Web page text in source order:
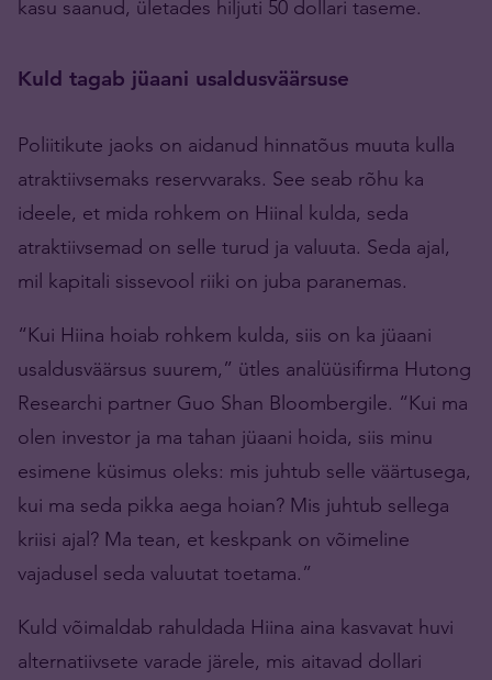
kasu saanud, ületades hiljuti 50 dollari taseme.
Kuld tagab jüaani usaldusväärsuse
Poliitikute jaoks on aidanud hinnatõus muuta kulla
atraktiivsemaks reservvaraks. See seab rõhu ka
ideele, et mida rohkem on Hiinal kulda, seda
atraktiivsemad on selle turud ja valuuta. Seda ajal,
mil kapitali sissevool riiki on juba paranemas.
“Kui Hiina hoiab rohkem kulda, siis on ka jüaani
usaldusväärsus suurem,” ütles analüüsifirma Hutong
Researchi partner Guo Shan Bloombergile. “Kui ma
olen investor ja ma tahan jüaani hoida, siis minu
esimene küsimus oleks: mis juhtub selle väärtusega,
kui ma seda pikka aega hoian? Mis juhtub sellega
kriisi ajal? Ma tean, et keskpank on võimeline
vajadusel seda valuutat toetama.”
Kuld võimaldab rahuldada Hiina aina kasvavat huvi
alternatiivsete varade järele, mis aitavad dollari